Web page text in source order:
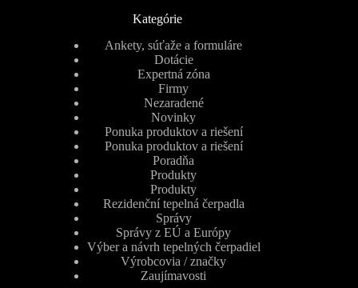
Kategórie
Ankety, súťaže a formuláre
Dotácie
Expertná zóna
Firmy
Nezaradené
Novinky
Ponuka produktov a riešení
Ponuka produktov a riešení
Poradňa
Produkty
Produkty
Rezidenční tepelná čerpadla
Správy
Správy z EÚ a Európy
Výber a návrh tepelných čerpadiel
Výrobcovia / značky
Zaujímavosti